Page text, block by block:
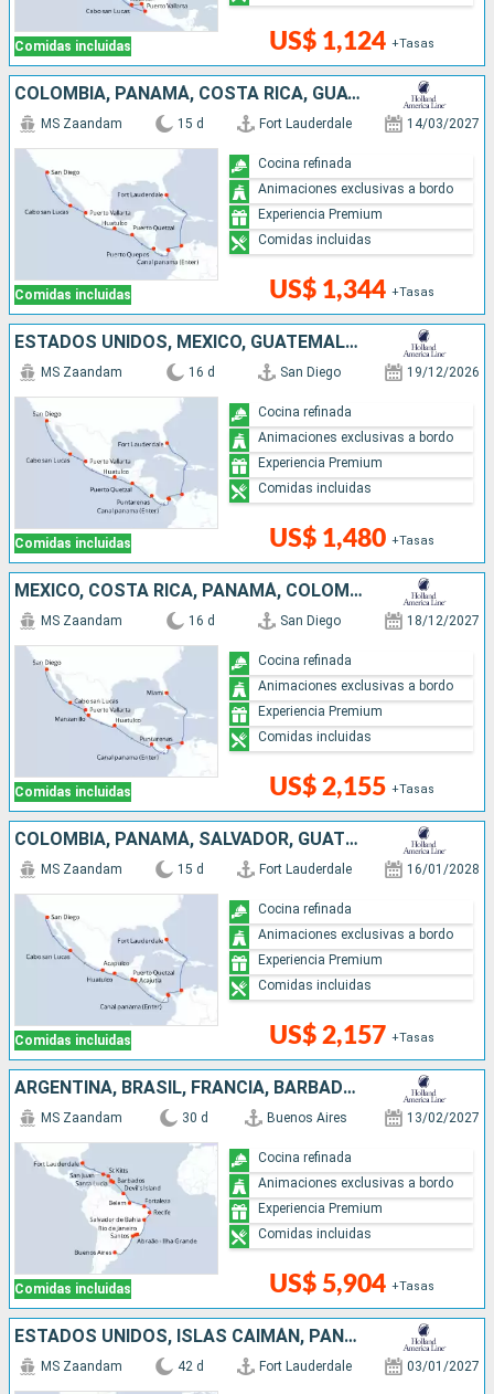
Comidas incluidas US$ 1,124 +Tasas
COLOMBIA, PANAMÁ, COSTA RICA, GUATEMALA, MÉXICO, ESTADOS UNIDOS
Comidas incluidas
MS Zaandam 15 d Fort Lauderdale 14/03/2027
US$ 1,344 +Tasas
Cocina refinada
Animaciones exclusivas a bordo
Experiencia Premium
Comidas incluidas
ESTADOS UNIDOS, MÉXICO, GUATEMALA, COSTA RICA, PANAMÁ, COLOMBIA
Comidas incluidas
MS Zaandam 16 d San Diego 19/12/2026
US$ 1,480 +Tasas
Cocina refinada
Animaciones exclusivas a bordo
Experiencia Premium
Comidas incluidas
MÉXICO, COSTA RICA, PANAMÁ, COLOMBIA, ESTADOS UNIDOS
Comidas incluidas
MS Zaandam 16 d San Diego 18/12/2027
US$ 2,155 +Tasas
Cocina refinada
Animaciones exclusivas a bordo
Experiencia Premium
Comidas incluidas
COLOMBIA, PANAMÁ, SALVADOR, GUATEMALA, MÉXICO, ESTADOS UNIDOS
Comidas incluidas
MS Zaandam 15 d Fort Lauderdale 16/01/2028
US$ 2,157 +Tasas
Cocina refinada
Animaciones exclusivas a bordo
Experiencia Premium
Comidas incluidas
ARGENTINA, BRASIL, FRANCIA, BARBADOS, SANTA LUCIA, ANTIGUA Y BARBUDA, PUERTO RICO, ESTADOS UNIDOS
Comidas incluidas
MS Zaandam 30 d Buenos Aires 13/02/2027
US$ 5,904 +Tasas
Cocina refinada
Animaciones exclusivas a bordo
Experiencia Premium
Comidas incluidas
ESTADOS UNIDOS, ISLAS CAIMÁN, PANAMÁ, ECUADOR, PERÚ, CHILE, ISLAS MALVINAS, URUGUAY, ARGENTINA
MS Zaandam 42 d Fort Lauderdale 03/01/2027